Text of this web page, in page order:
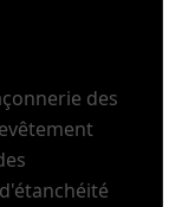
des